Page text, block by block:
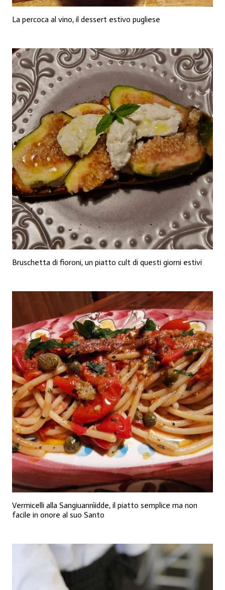
La percoca al vino, il dessert estivo pugliese
Bruschetta di fioroni, un piatto cult di questi giorni estivi
Vermicelli alla Sangiuannìidde, il piatto semplice ma non
facile in onore al suo Santo